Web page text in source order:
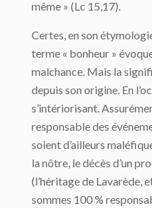
même » (Lc 15,17).
Certes, en son
terme « bonheur »
malchance. Mais la
depuis son origine. En
s’intériorisant.
responsable des
soient d’ailleurs
la nôtre, le décès d’un
(l’héritage de Lavarède,
sommes 100 %